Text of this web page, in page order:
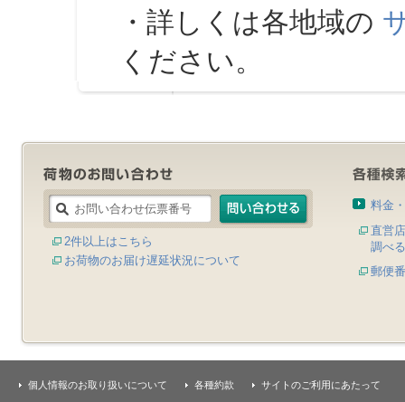
・詳しくは各地域の
ください。
2件以上はこちら
お荷物のお届け遅延状況について
料金
直営
調べる
郵便
個人情報のお取り扱いについて 各種約款 サイトのご利用にあたって